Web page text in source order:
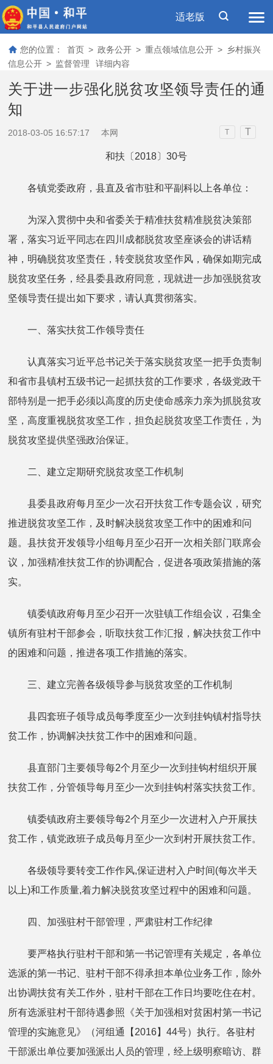
适老版
您的位置： 首页 > 政务公开 > 重点领域信息公开 > 乡村振兴
信息公开 > 监督管理 详细内容
关于进一步强化脱贫攻坚领导责任的通
知
2018-03-05 16:57:17 本网 T T
和扶〔2018〕30号
各镇党委政府，县直及省市驻和平副科以上各单位：
为深入贯彻中央和省委关于精准扶贫精准脱贫决策部
署，落实习近平同志在四川成都脱贫攻坚座谈会的讲话精
神，明确脱贫攻坚责任，转变脱贫攻坚作风，确保如期完成
脱贫攻坚任务，经县委县政府同意，现就进一步加强脱贫攻
坚领导责任提出如下要求，请认真贯彻落实。
一、落实扶贫工作领导责任
认真落实习近平总书记关于落实脱贫攻坚一把手负责制
和省市县镇村五级书记一起抓扶贫的工作要求，各级党政干
部特别是一把手必须以高度的历史使命感亲力亲为抓脱贫攻
坚，高度重视脱贫攻坚工作，担负起脱贫攻坚工作责任，为
脱贫攻坚提供坚强政治保证。
二、建立定期研究脱贫攻坚工作机制
县委县政府每月至少一次召开扶贫工作专题会议，研究
推进脱贫攻坚工作，及时解决脱贫攻坚工作中的困难和问
题。县扶贫开发领导小组每月至少召开一次相关部门联席会
议，加强精准扶贫工作的协调配合，促进各项政策措施的落
实。
镇委镇政府每月至少召开一次驻镇工作组会议，召集全
镇所有驻村干部参会，听取扶贫工作汇报，解决扶贫工作中
的困难和问题，推进各项工作措施的落实。
三、建立完善各级领导参与脱贫攻坚的工作机制
县四套班子领导成员每季度至少一次到挂钩镇村指导扶
贫工作，协调解决扶贫工作中的困难和问题。
县直部门主要领导每2个月至少一次到挂钩村组织开展
扶贫工作，分管领导每月至少一次到挂钩村落实扶贫工作。
镇委镇政府主要领导每2个月至少一次进村入户开展扶
贫工作，镇党政班子成员每月至少一次到村开展扶贫工作。
各级领导要转变工作作风,保证进村入户时间(每次半天
以上)和工作质量,着力解决脱贫攻坚过程中的困难和问题。
四、加强驻村干部管理，严肃驻村工作纪律
要严格执行驻村干部和第一书记管理有关规定，各单位
选派的第一书记、驻村干部不得承担本单位业务工作，除外
出协调扶贫有关工作外，驻村干部在工作日均要吃住在村。
所有选派驻村干部待遇参照《关于加强相对贫困村第一书记
管理的实施意见》（河组通【2016】44号）执行。各驻村
干部派出单位要加强派出人员的管理，经上级明察暗访、群